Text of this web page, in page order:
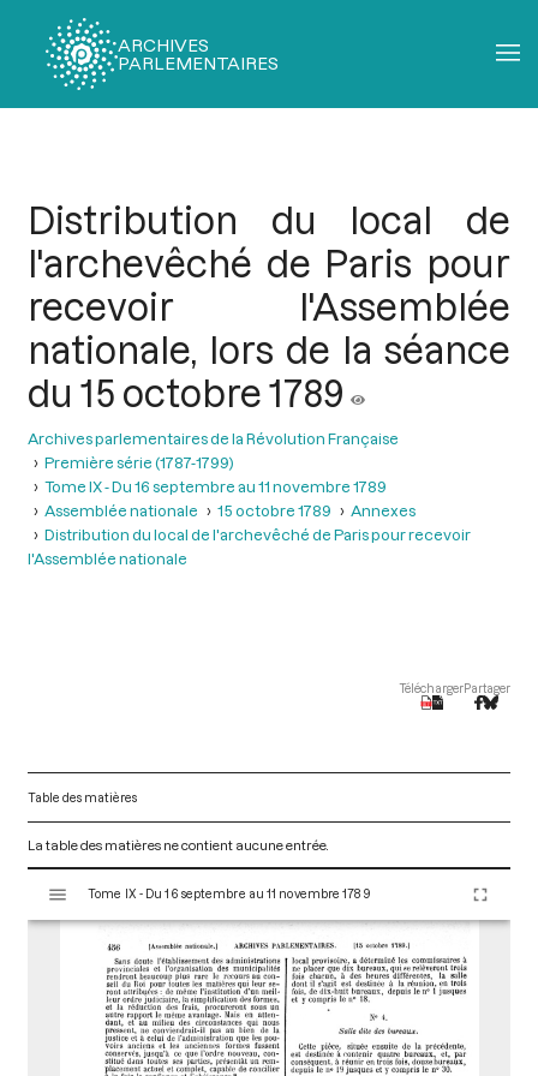
ARCHIVES
PARLEMENTAIRES
Distribution du local de
l'archevêché de Paris pour
recevoir l'Assemblée
nationale, lors de la séance
du 15 octobre 1789
Archives parlementaires de la Révolution Française
Première série (1787-1799)
Tome IX - Du 16 septembre au 11 novembre 1789
Assemblée nationale
15 octobre 1789
Annexes
Distribution du local de l'archevêché de Paris pour recevoir
l'Assemblée nationale
TéléchargerPartager
Table des matières
La table des matières ne contient aucune entrée.
s
Tome IX - Du 16 septembre au 11 novembre 1789